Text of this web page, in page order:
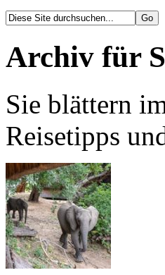
Archiv für
Sie blättern
Reisetipps